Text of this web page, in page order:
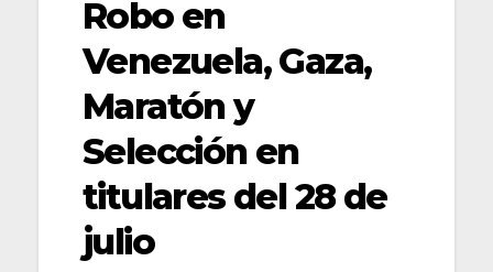
Robo en
Venezuela, Gaza,
Maratón y
Selección en
titulares del 28 de
julio